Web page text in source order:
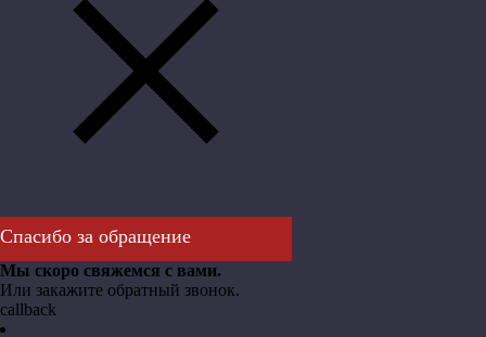
Спасибо за обращение
Мы скоро свяжемся с вами.
Или закажите обратный звонок.
callback